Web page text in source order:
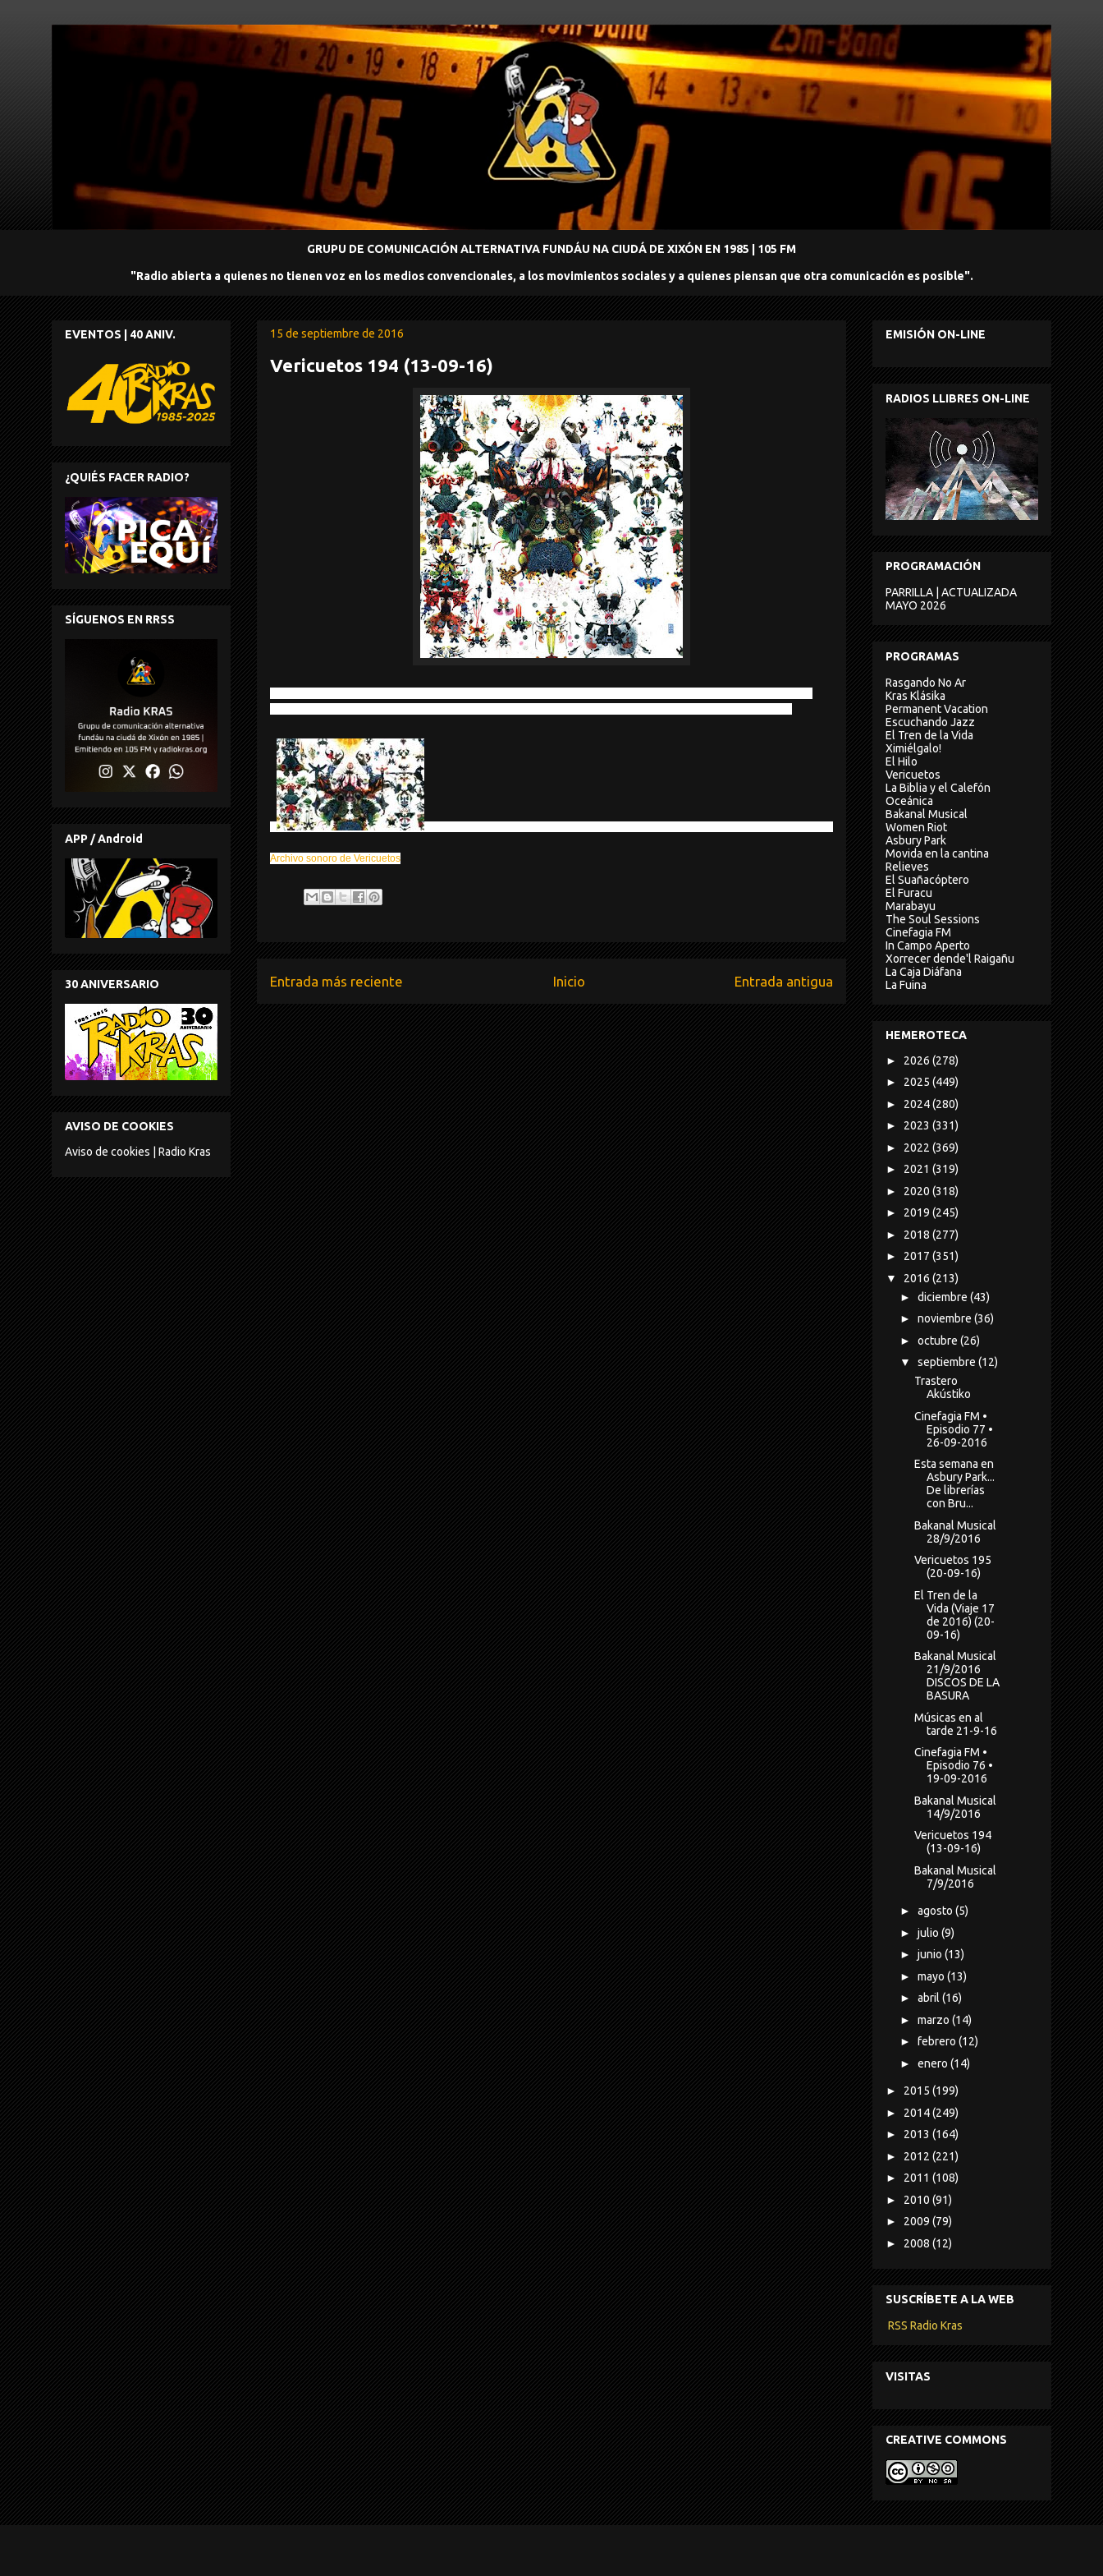
GRUPU DE COMUNICACIÓN ALTERNATIVA FUNDÁU NA CIUDÁ DE XIXÓN EN 1985 | 105 FM
"Radio abierta a quienes no tienen voz en los medios convencionales, a los movimientos sociales y a quienes piensan que otra comunicación es posible".
15 de septiembre de 2016
Vericuetos 194 (13-09-16)
Archivo sonoro de Vericuetos
Entrada más reciente Entrada antigua
Inicio
EVENTOS | 40 ANIV.
¿QUIÉS FACER RADIO?
SÍGUENOS EN RRSS
APP / Android
30 ANIVERSARIO
AVISO DE COOKIES
Aviso de cookies | Radio Kras
EMISIÓN ON-LINE
RADIOS LLIBRES ON-LINE
PROGRAMACIÓN
PARRILLA | ACTUALIZADA
MAYO 2026
PROGRAMAS
Rasgando No Ar
Kras Klásika
Permanent Vacation
Escuchando Jazz
El Tren de la Vida
Ximiélgalo!
El Hilo
Vericuetos
La Biblia y el Calefón
Oceánica
Bakanal Musical
Women Riot
Asbury Park
Movida en la cantina
Relieves
El Suañacóptero
El Furacu
Marabayu
The Soul Sessions
Cinefagia FM
In Campo Aperto
Xorrecer dende'l Raigañu
La Caja Diáfana
La Fuina
HEMEROTECA
► 2026 (278)
► 2025 (449)
► 2024(280)
► 2023 (331)
► 2022 (369)
► 2021 (319)
► 2020 (318)
► 2019 (245)
► 2018 (277)
► 2017 (351)
▼ 2016 (213)
► diciembre (43)
► noviembre (36)
► octubre (26)
▼ septiembre (12)
Trastero
Akústiko
Cinefagia FM •
Episodio 77 •
26-09-2016
Esta semana en
Asbury Park...
De librerías
con Bru...
Bakanal Musical
28/9/2016
Vericuetos 195
(20-09-16)
El Tren de la
Vida (Viaje 17
de 2016) (20-
09-16)
Bakanal Musical
21/9/2016
DISCOS DE LA
BASURA
Músicas en al
tarde 21-9-16
Cinefagia FM •
Episodio 76 •
19-09-2016
Bakanal Musical
14/9/2016
Vericuetos 194
(13-09-16)
Bakanal Musical
7/9/2016
► agosto (5)
► julio (9)
► junio (13)
► mayo (13)
► abril (16)
► marzo (14)
► febrero (12)
► enero (14)
► 2015 (199)
► 2014(249)
► 2013 (164)
► 2012 (221)
► 2011 (108)
► 2010 (91)
► 2009 (79)
► 2008 (12)
SUSCRÍBETE A LA WEB
RSS Radio Kras
VISITAS
CREATIVE COMMONS